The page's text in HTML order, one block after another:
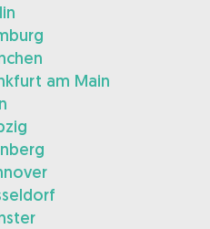
am Main